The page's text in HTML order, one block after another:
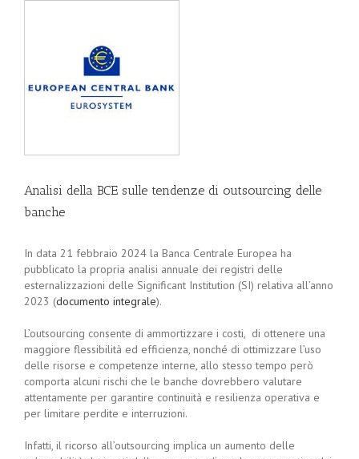
Analisi della BCE sulle tendenze di outsourcing delle
banche
In data 21 febbraio 2024 la Banca Centrale Europea ha
pubblicato la propria analisi annuale dei registri delle
esternalizzazioni delle Significant Institution (SI) relativa all’anno
2023 (documento integrale).
L’outsourcing consente di ammortizzare i costi, di ottenere una
maggiore flessibilità ed efficienza, nonché di ottimizzare l’uso
delle risorse e competenze interne, allo stesso tempo però
comporta alcuni rischi che le banche dovrebbero valutare
attentamente per garantire continuità e resilienza operativa e
per limitare perdite e interruzioni.
Infatti, il ricorso all’outsourcing implica un aumento delle